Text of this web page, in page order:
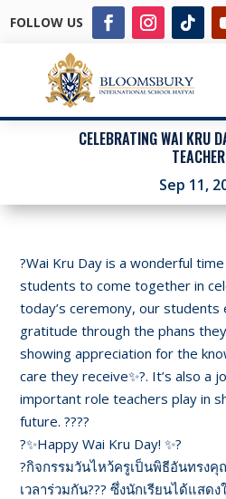
FOLLOW US
CELEBRATING WAI KRU
Sep 11,
?Wai Kru Day is a wonderful
students to come together in
today’s ceremony, our
gratitude through the phans
showing appreciation for the
care they receive✨?. It’s also a
important role teachers play in
future. ?‍??‍?
?✨Happy Wai Kru Day! ✨?
?กิจกรรมวันไหว้ครูเป็นพิธีอันทรง
เวลาร่วมกัน?‍?? ซึ่งนักเรียนได้แส